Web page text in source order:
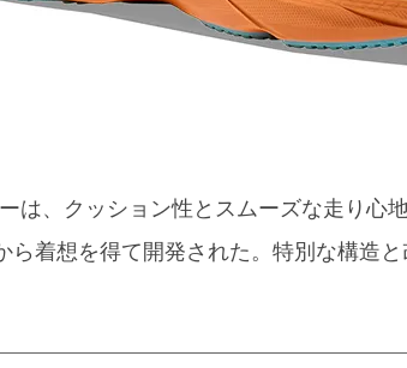
は、クッション性とスムーズな走り心
ら着想を得て開発された。特別な構造